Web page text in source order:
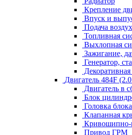
Крепление
Впуск и
Подача
Топливная
Выхлопная
Зажигание,
Генератор,
Двигатель 484F
Двигатель в
Блок
Головка
Клапанная
Кривошипно-
Привод ГРМ